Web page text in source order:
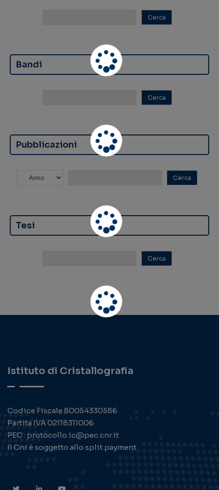
Bandi
Pubblicazioni
Tesi
Istituto di Cristallografia
Codice Fiscale 80054330586
Partita IVA 02118311006
PEC : protocollo.ic@pec.cnr.it
Il Cnr è soggetto allo split payment